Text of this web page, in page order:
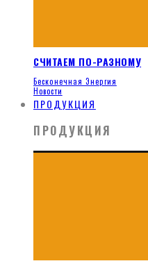
СЧИТАЕМ ПО-РАЗНОМУ
Бесконечная Энергия
Новости
ПРОДУКЦИЯ
ПРОДУКЦИЯ